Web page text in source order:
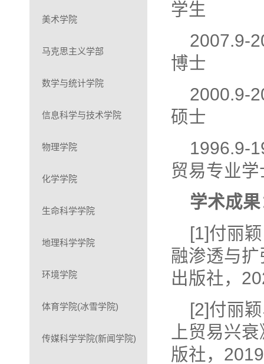
美术学院
马克思主义学部
数学与统计学院
信息科学与技术学院
物理学院
化学学院
生命科学学院
地理科学学院
环境学院
体育学院(冰雪学院)
传媒科学学院(新闻学院)
学生
2007.9-
博士
2000.9-
硕士
1996.9-
贸易专业学
学术成
[1]付丽
融渗透与
出版社，
[2]付丽
上贸易兴
版社，